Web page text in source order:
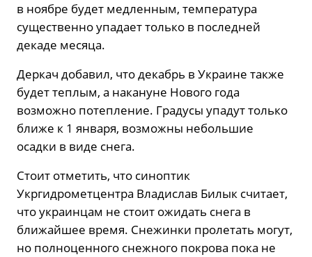
в ноябре будет медленным, температура
существенно упадает только в последней
декаде месяца.
Деркач добавил, что декабрь в Украине также
будет теплым, а накануне Нового года
возможно потепление. Градусы упадут только
ближе к 1 января, возможны небольшие
осадки в виде снега.
Стоит отметить, что синоптик
Укргидрометцентра Владислав Билык считает,
что украинцам не стоит ожидать снега в
ближайшее время. Снежинки пролетать могут,
но полноценного снежного покрова пока не